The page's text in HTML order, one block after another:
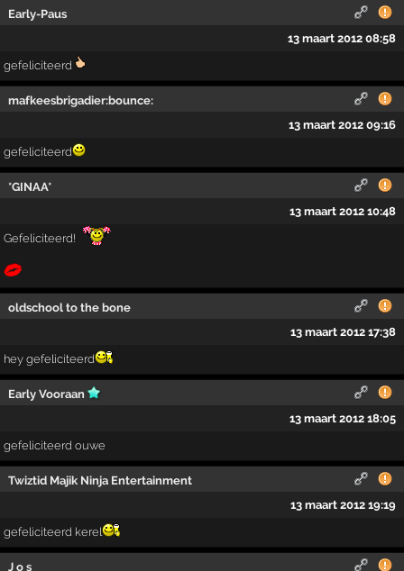
Early-Paus
13 maart 2012 08:58
gefeliciteerd
mafkeesbrigadier:bounce:
13 maart 2012 09:16
gefeliciteerd
*GINAA*
13 maart 2012 10:48
Gefeliciteerd!
oldschool to the bone
13 maart 2012 17:38
hey gefeliciteerd
Early Vooraan
13 maart 2012 18:05
gefeliciteerd ouwe
Twiztid Majik Ninja Entertainment
13 maart 2012 19:19
gefeliciteerd kerel
J o s